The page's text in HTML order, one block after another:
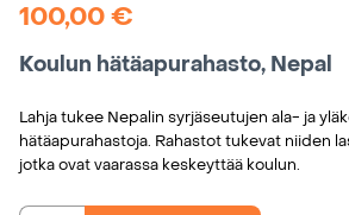
100,00€
Koulun hätäapurahasto, Nepal
Lahja tukee Nepalin syrjäseutujen ala- ja
hätäapurahastoja. Rahastot tukevat niiden
jotka ovat vaarassa keskeyttää koulun.